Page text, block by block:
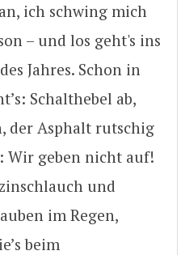
ich schwing mich
– und los geht's ins
Jahres. Schon in
Schalthebel ab,
der Asphalt rutschig
Wir geben nicht auf!
und
im Regen,
beim